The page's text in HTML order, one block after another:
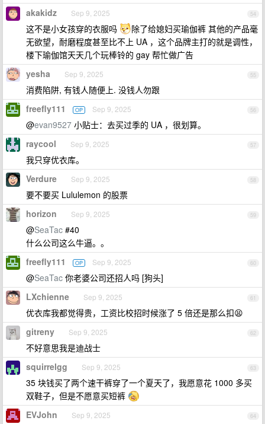
54
akakidz Sep 9, 2025
这不是小女孩穿的衣服吗
除了给媳妇买瑜伽裤 其他的产品毫
无欲望，耐磨程度甚至比不上 UA ，这个品牌主打的就是调性，
楼下瑜伽馆天天几个玩棒铃的 gay 帮忙做广告
55
yesha Sep 9, 2025
消费陷阱, 有钱人随便上. 没钱人勿跟
56
freefly111 OP Sep 9, 2025
@evan9527 小贴士：去买过季的 UA ，很划算。
57
raycool Sep 9, 2025
我只穿优衣库。
58
Verdure Sep 9, 2025
要不要买 Lululemon 的股票
59
horizon Sep 9, 2025
@SeaTac #40
什么公司这么牛逼。。
60
freefly111 OP Sep 9, 2025
@SeaTac 你老婆公司还招人吗 [狗头]
61
LXchienne Sep 9, 2025
优衣库我都觉得贵，工资比校招时候涨了 5 倍还是那么扣😫
62
gitreny Sep 9, 2025
不好意思我是迪战士
63
squirrelgg Sep 9, 2025
35 块钱买了两个速干裤穿了一个夏天了，我愿意花 1000 多买
双鞋子，但是不愿意买短裤
64
EVJohn Sep 9, 2025